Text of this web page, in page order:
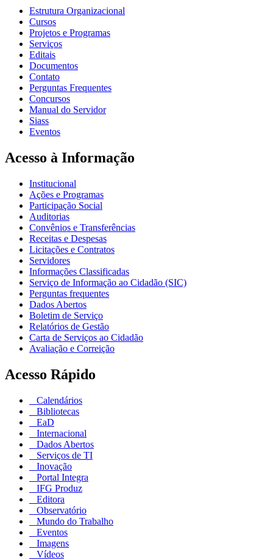
Estrutura Organizacional
Cursos
Projetos e Programas
Serviços
Editais
Documentos
Contato
Perguntas Frequentes
Concursos
Manual do Servidor
Siass
Eventos
Acesso à Informação
Institucional
Ações e Programas
Participação Social
Auditorias
Convênios e Transferências
Receitas e Despesas
Licitações e Contratos
Servidores
Informações Classificadas
Serviço de Informação ao Cidadão (SIC)
Perguntas frequentes
Dados Abertos
Boletim de Serviço
Relatórios de Gestão
Carta de Serviços ao Cidadão
Avaliação e Correição
Acesso Rápido
Calendários
Bibliotecas
EaD
Internacional
Dados Abertos
Serviços de TI
Inovação
Portal Integra
IFG Produz
Editora
Observatório
Mundo do Trabalho
Eventos
Imagens
Vídeos